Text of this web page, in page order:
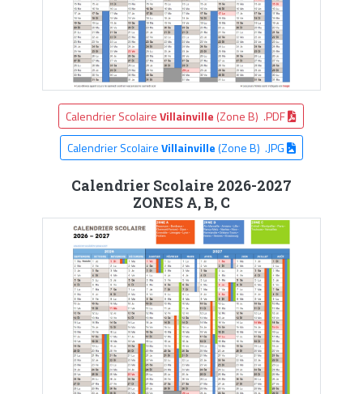
Calendrier ScolaireVillainville (Zone B) .PDF
Calendrier ScolaireVillainville(Zone B) .JPG
Calendrier Scolaire 2026-2027
ZONES A, B, C